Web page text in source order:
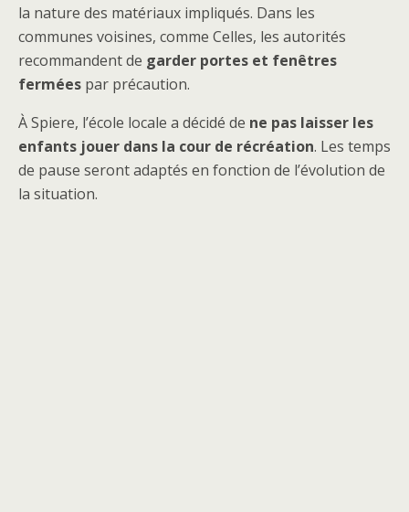
la nature des matériaux impliqués. Dans les
communes voisines, comme Celles, les autorités
recommandent de garder portes et fenêtres
fermées par précaution.
À Spiere, l’école locale a décidé de ne pas laisser les
enfants jouer dans la cour de récréation. Les temps
de pause seront adaptés en fonction de l’évolution de
la situation.